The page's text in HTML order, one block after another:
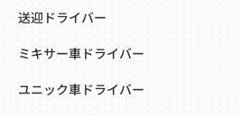
送迎ドライバー
ミキサー車ドライバー
ユニック車ドライバー